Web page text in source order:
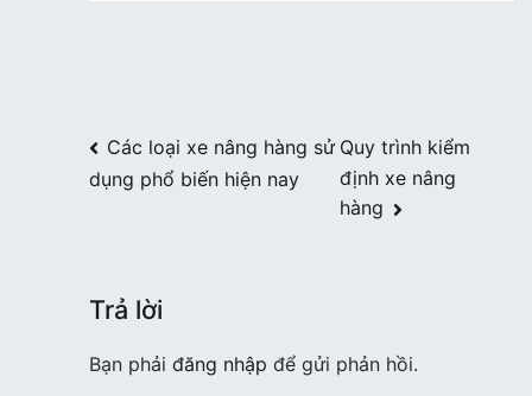
Điều
hướng
Các loại xe nâng hàng sử
dụng phổ biến hiện nay
Quy trình kiểm
định xe nâng
hàng
Trả lời
Bạn phải đăng nhập để gửi phản hồi.